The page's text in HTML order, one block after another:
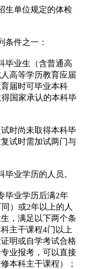
单位规定的体检
件之一：
业生（含普通高
高等学历教育应届
届时可毕业本科
国家承认的本科毕
时尚未取得本科毕
试时需加试两门与
业学历的人员。
业学历后满2年
）或2年以上的人
，满足以下两个条
主干课程4门以上
明或自学考试合格
业报考，可以直接
本科主干课程）；